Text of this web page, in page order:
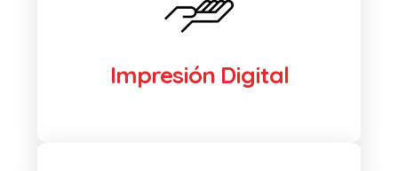
Impresión Digital